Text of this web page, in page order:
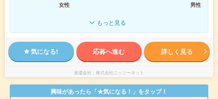
女性
男性
もっと見る
気になる! 応募へ進む 詳しく見る
派遣会社 株式会社ニッソーネット
興味があったら「★気になる！」をタップ！